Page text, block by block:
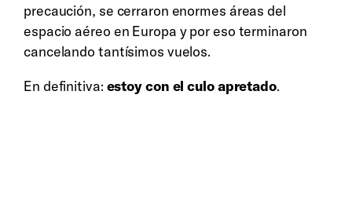
precaución, se cerraron enormes áreas del
espacio aéreo en Europa y por eso terminaron
cancelando tantísimos vuelos.
En definitiva: estoy con el culo apretado.